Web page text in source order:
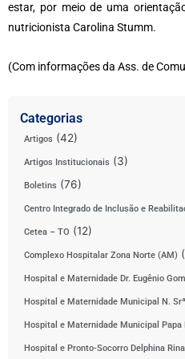
estar, por meio de uma
nutricionista Carolina Stumm.
(Com informações da Ass. de
Categorias
Artigos (42)
Artigos Institucionais (3)
Boletins (76)
Centro Integrado de Inclusão e
Cetea – TO (12)
Complexo Hospitalar Zona Norte (AM)
Hospital e Maternidade Dr. Eugênio
Hospital e Maternidade Municipal N.
Hospital e Maternidade Municipal Papa
Hospital e Pronto-Socorro Delphina